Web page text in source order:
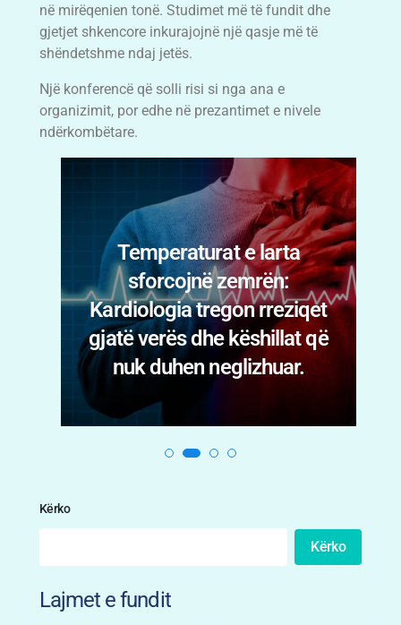
në mirëqenien tonë. Studimet më të fundit dhe
gjetjet shkencore inkurajojnë një qasje më të
shëndetshme ndaj jetës.
Një konferencë që solli risi si nga ana e
organizimit, por edhe në prezantimet e nivele
ndërkombëtare.
Temperaturat e larta
sforcojnë zemrën:
Kardiologia tregon rreziqet
gjatë verës dhe këshillat që
nuk duhen neglizhuar.
Kërko
Kërko
Lajmet e fundit